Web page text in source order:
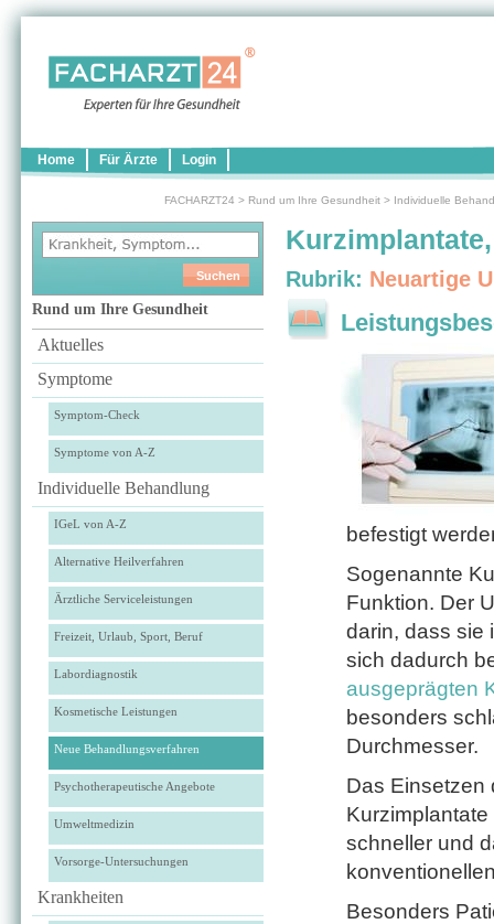
Home Für Ärzte Login
FACHARZT24 > Rund um Ihre Gesundheit > Individuelle
Rund um Ihre Gesundheit
Aktuelles
Symptome
Symptom-Check
Symptome von A-Z
Individuelle Behandlung
IGeL von A-Z
Alternative Heilverfahren
Ärztliche Serviceleistungen
Freizeit, Urlaub, Sport, Beruf
Labordiagnostik
Kosmetische Leistungen
Neue Behandlungsverfahren
Psychotherapeutische Angebote
Umweltmedizin
Vorsorge-Untersuchungen
Krankheiten
Rubrik: Neuartige
befestigt
Sogenannte
Funktion. Der
darin, dass sie
sich dadurch
ausgeprägten
besonders
Durchmesser.
Das Einsetzen
schneller und
Besonders